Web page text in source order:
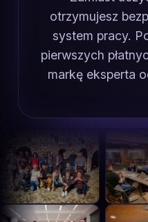
otrzymujesz
system pracy.
pierwszych
markę eksperta